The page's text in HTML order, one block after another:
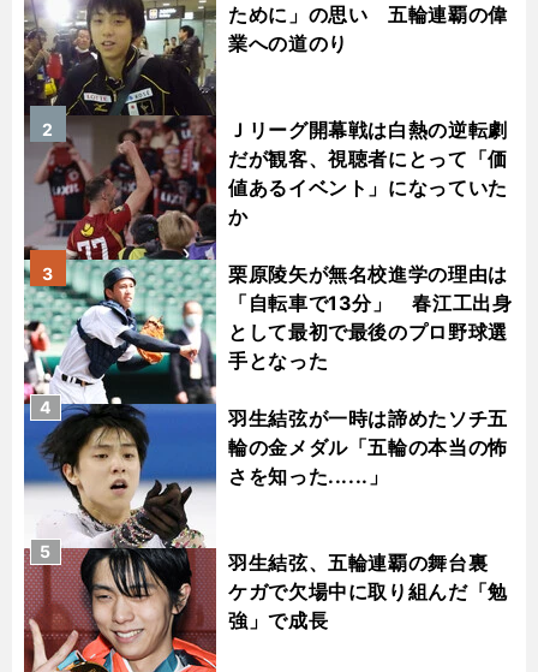
ために」の思い 五輪連覇の偉
業への道のり
Ｊリーグ開幕戦は白熱の逆転劇
だが観客、視聴者にとって「価
値あるイベント」になっていた
か
2
栗原陵矢が無名校進学の理由は
「自転車で13分」 春江工出身
として最初で最後のプロ野球選
手となった
3
羽生結弦が一時は諦めたソチ五
輪の金メダル「五輪の本当の怖
さを知った......」
4
羽生結弦、五輪連覇の舞台裏
ケガで欠場中に取り組んだ「勉
強」で成長
5